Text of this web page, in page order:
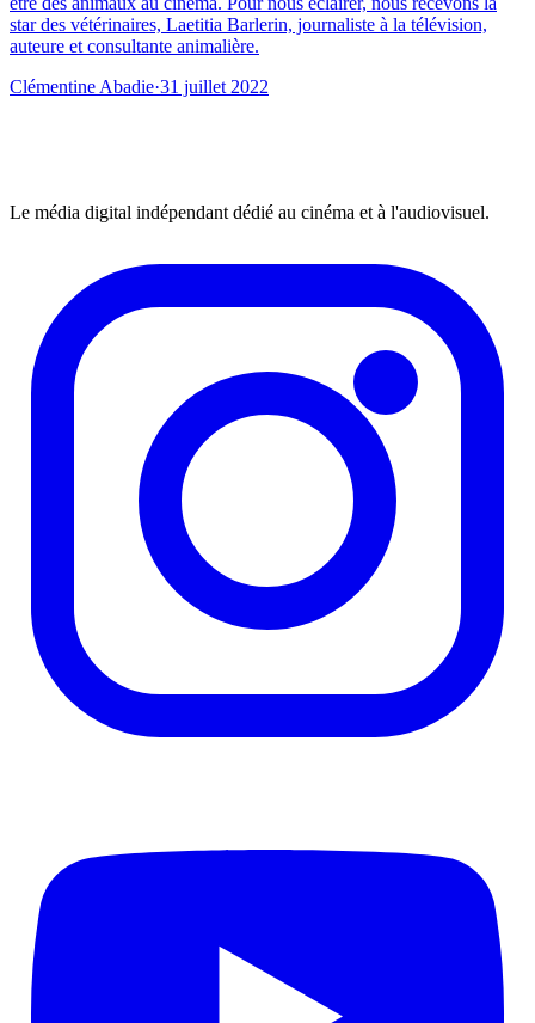
star des vétérinaires, Laetitia Barlerin, journaliste à la télévision,
auteure et consultante animalière.
Clémentine Abadie·31 juillet 2022
Le média digital indépendant dédié au cinéma et à l'audiovisuel.